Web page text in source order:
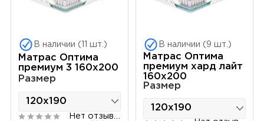
В наличии (11 шт.)
Матрас Оптима
премиум 3 160х200
Размер
В наличии (9 шт.)
Матрас Оптима
премиум хард лайт
160х200
Размер